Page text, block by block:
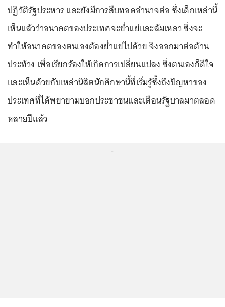
ปฏิวัติรัฐประหาร และยังมีการสืบทอดอำนาจต่อ ซึ่งเด็กเหล่านี้
เห็นแล้วว่าอนาคตของประเทศจะย่ำแย่และล้มเหลว ซึ่งจะ
ทำให้อนาคตของตนเองต้องย่ำแย่ไปด้วย จึงออกมาต่อต้าน
ประท้วง เพื่อเรียกร้องให้เกิดการเปลี่ยนแปลง ซึ่งตนเองก็ดีใจ
และเห็นด้วยกับเหล่านิสิตนักศึกษานี้ที่เริ่มรู้ซึ้งถึงปัญหาของ
ประเทศที่ได้พยายามบอกประชาชนและเตือนรัฐบาลมาตลอด
หลายปีแล้ว